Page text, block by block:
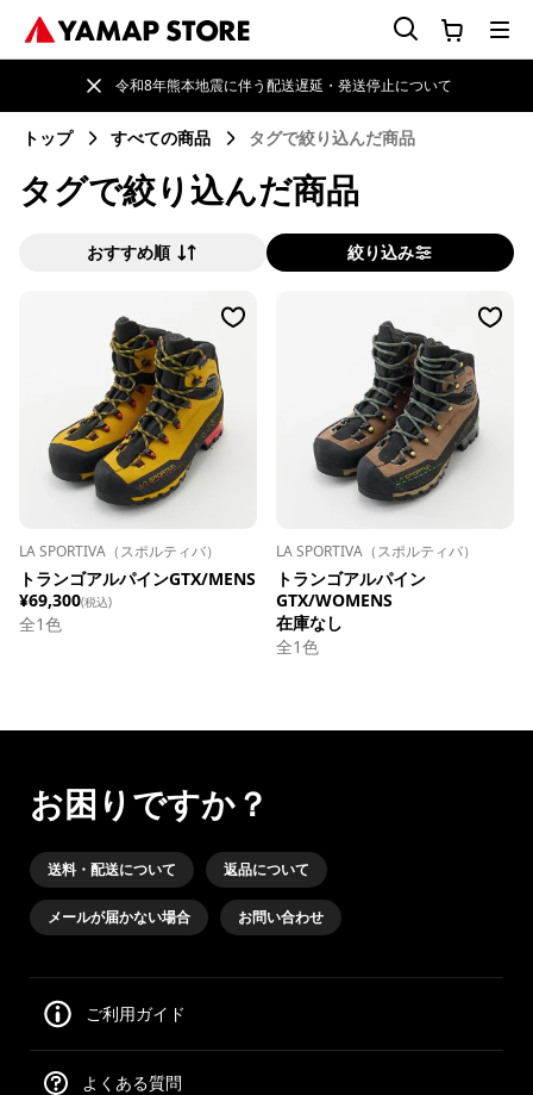
令和8年熊本地震に伴う配送遅延・発送停止について
トップ すべての商品 タグで絞り込んだ商品
タグで絞り込んだ商品
おすすめ順 絞り込み
LA SPORTIVA（スポルティバ）
トランゴアルパインGTX/MENS
¥69,300(税込)
全1色
LA SPORTIVA（スポルティバ）
トランゴアルパイン
GTX/WOMENS
在庫なし
全1色
お困りですか？
送料・配送について 返品について
メールが届かない場合 お問い合わせ
ご利用ガイド
よくある質問